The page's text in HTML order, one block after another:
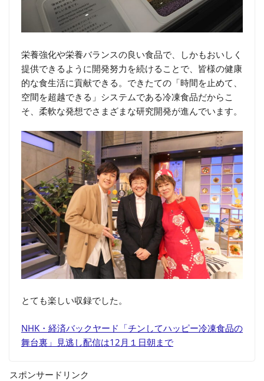
栄養強化や栄養バランスの良い食品で、しかもおいしく
提供できるように開発努力を続けることで、皆様の健康
的な食生活に貢献できる。できたての「時間を止めて、
空間を超越できる」システムである冷凍食品だからこ
そ、柔軟な発想でさまざまな研究開発が進んでいます。
とても楽しい収録でした。
NHK・経済バックヤード「チンしてハッピー冷凍食品の
舞台裏」見逃し配信は12月１日朝まで
スポンサードリンク